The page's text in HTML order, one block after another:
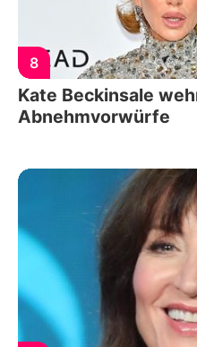
8
Kate Beckinsale
Abnehmvorwürfe